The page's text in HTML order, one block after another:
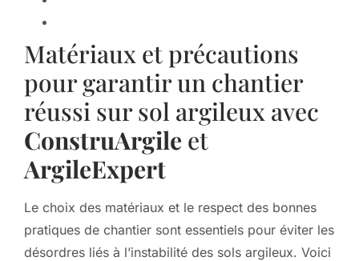
Matériaux et précautions
pour garantir un chantier
réussi sur sol argileux avec
ConstruArgile et
ArgileExpert
Le choix des matériaux et le respect des bonnes
pratiques de chantier sont essentiels pour éviter les
désordres liés à l’instabilité des sols argileux. Voici